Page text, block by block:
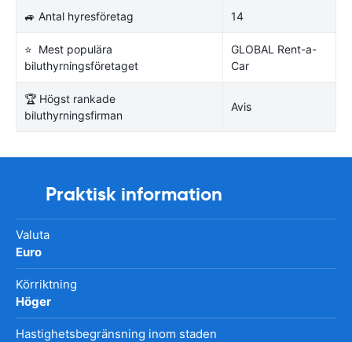
🚙 Antal hyresföretag 14
⭐ Mest populära
biluthyrningsföretaget
GLOBAL Rent-a-
Car
🏆 Högst rankade
biluthyrningsfirman
Avis
Praktisk information
Valuta
Euro
Körriktning
Höger
Hastighetsbegränsning inom staden